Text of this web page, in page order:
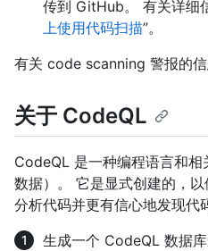
传到 GitHub。 有关详细
上使用代码扫描”。
有关 code scanning 警报的
关于 CodeQL
CodeQL 是一种编程语言和
数据）。 它是显式创建的，
分析代码并更有信心地发现代
生成一个 CodeQL 数据库